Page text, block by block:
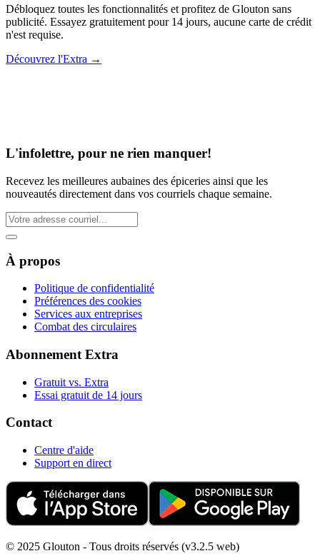
Débloquez toutes les fonctionnalités et profitez de Glouton sans
publicité. Essayez gratuitement pour 14 jours, aucune carte de crédit
n'est requise.
Découvrez l'Extra →
L'infolettre, pour ne rien manquer!
Recevez les meilleures aubaines des épiceries ainsi que les
nouveautés directement dans vos courriels chaque semaine.
À propos
Politique de confidentialité
Préférences des cookies
Services aux entreprises
Combat des circulaires
Abonnement Extra
Gratuit vs. Extra
Essai gratuit de 14 jours
Contact
Centre d'aide
Support en direct
© 2025 Glouton - Tous droits réservés (v3.2.5 web)